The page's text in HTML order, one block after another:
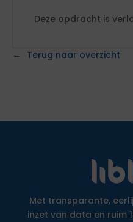
Deze opdracht is
Terug naar overzicht
Met transparante,
inzet van data en ruim